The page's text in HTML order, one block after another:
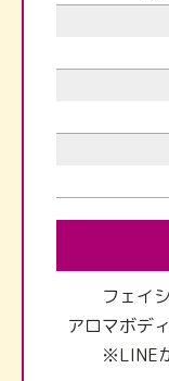
フェイ
アロマボデ
※LINE